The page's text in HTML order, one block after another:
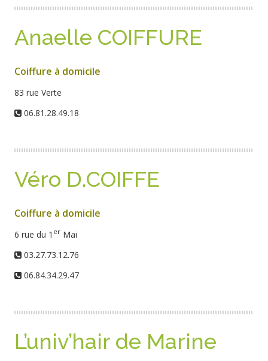
Anaelle COIFFURE
Coiffure à domicile
83 rue Verte
06.81.28.49.18
Véro D.COIFFE
Coiffure à domicile
6 rue du 1 er Mai
03.27.73.12.76
06.84.34.29.47
L’univ’hair de Marine